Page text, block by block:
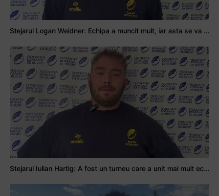
Stejarul Logan Weidner: Echipa a muncit mult, iar asta se va vedea în meciurile de la Nations Cup
Stejarul Iulian Hartig: A fost un turneu care a unit mai mult echipa